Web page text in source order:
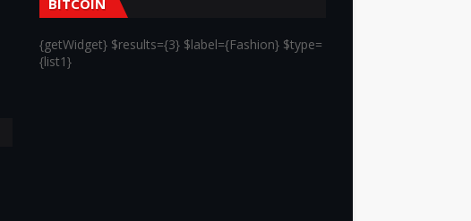
{getWidget} $results={3} $label={Fashion} $type=
{list1}